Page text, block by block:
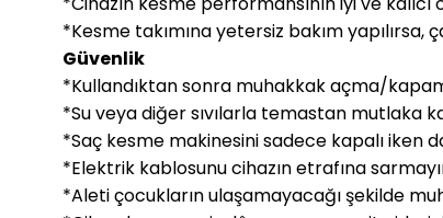
*Kesme takımına yetersiz bakım yapılırsa,
Güvenlik
*Kullandıktan sonra muhakkak açma/
*Su veya diğer sıvılarla temastan mutlaka
*Saç kesme makinesini sadece kapalı iken
*Elektrik kablosunu cihazın etrafına
*Aleti çocukların ulaşamayacağı şekilde